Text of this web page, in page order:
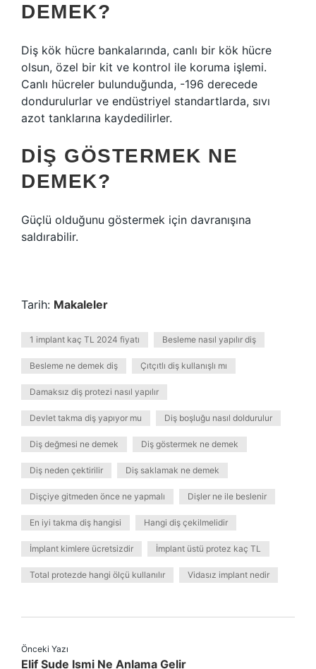
DEMEK?
Diş kök hücre bankalarında, canlı bir kök hücre
olsun, özel bir kit ve kontrol ile koruma işlemi.
Canlı hücreler bulunduğunda, -196 derecede
dondurulurlar ve endüstriyel standartlarda, sıvı
azot tanklarına kaydedilirler.
DIŞ GÖSTERMEK NE
DEMEK?
Güçlü olduğunu göstermek için davranışına
saldırabilir.
Tarih: Makaleler
1 implant kaç TL 2024 fiyatı Besleme nasıl yapılır diş
Besleme ne demek diş Çıtçıtlı diş kullanışlı mı
Damaksız diş protezi nasıl yapılır
Devlet takma diş yapıyor mu Diş boşluğu nasıl doldurulur
Diş değmesi ne demek Diş göstermek ne demek
Diş neden çektirilir Diş saklamak ne demek
Dişçiye gitmeden önce ne yapmalı Dişler ne ile beslenir
En iyi takma diş hangisi Hangi diş çekilmelidir
İmplant kimlere ücretsizdir İmplant üstü protez kaç TL
Total protezde hangi ölçü kullanılır Vidasız implant nedir
Önceki Yazı
Elif Sude Ismi Ne Anlama Gelir